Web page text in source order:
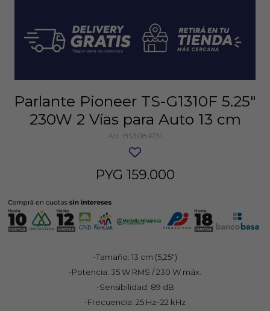
Parlante Pioneer TS-G1310F 5.25"
230W 2 Vías para Auto 13 cm
BS3084731
PYG 159.000
-Tamaño: 13 cm (5,25")
-Potencia: 35 W RMS / 230 W máx.
-Sensibilidad: 89 dB
-Frecuencia: 25 Hz–22 kHz